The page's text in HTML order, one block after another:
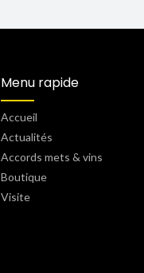
Menu rapide
Accueil
Actualités
Accords mets & vins
Boutique
Visite